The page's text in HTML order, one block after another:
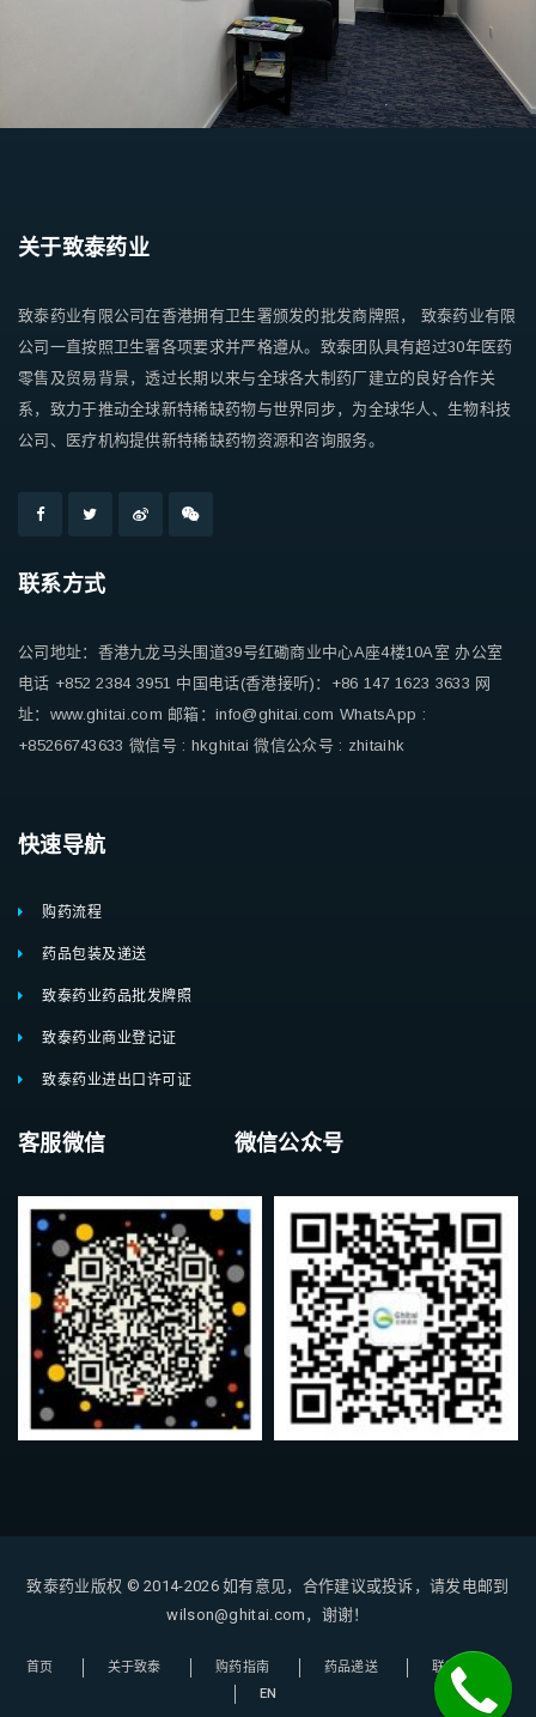
关于致泰药业
致泰药业有限公司在香港拥有卫生署颁发的批发商牌照， 致泰药业有限
公司一直按照卫生署各项要求并严格遵从。致泰团队具有超过30年医药
零售及贸易背景，透过长期以来与全球各大制药厂建立的良好合作关
系，致力于推动全球新特稀缺药物与世界同步，为全球华人、生物科技
公司、医疗机构提供新特稀缺药物资源和咨询服务。
联系方式
公司地址：香港九龙马头围道39号红磡商业中心A座4楼10A室 办公室
电话 +852 2384 3951 中国电话(香港接听)：+86 147 1623 3633 网
址：www.ghitai.com 邮箱：info@ghitai.com WhatsApp :
+85266743633 微信号 : hkghitai 微信公众号 : zhitaihk
快速导航
购药流程
药品包装及递送
致泰药业药品批发牌照
致泰药业商业登记证
致泰药业进出口许可证
客服微信 微信公众号
致泰药业版权 © 2014-2026如有意见，合作建议或投诉，请发电邮到
wilson@ghitai.com，谢谢！
首页 关于致泰 购药指南 药品递送
联系我们
EN